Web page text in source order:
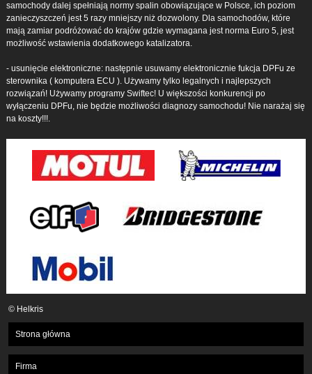
samochody dalej spełniają normy spalin obowiązujące w Polsce, ich poziom
zanieczyszczeń jest 5 razy mniejszy niż dozwolony. Dla samochodów, które
mają zamiar podróżować do krajów gdzie wymagana jest norma Euro 5, jest
możliwość wstawienia dodatkowego katalizatora.
- usunięcie elektroniczne: następnie usuwamy elektronicznie fukcja DPFu ze
sterownika ( komputera ECU ). Używamy tylko legalnych i najlepszych
rozwiązań! Używamy programy Swiftec! U większości konkurencji po
wyłączeniu DPFu, nie będzie możliwości diagnozy samochodu! Nie narażaj się
na koszty!!!.
© Helkris
Strona główna
Firma